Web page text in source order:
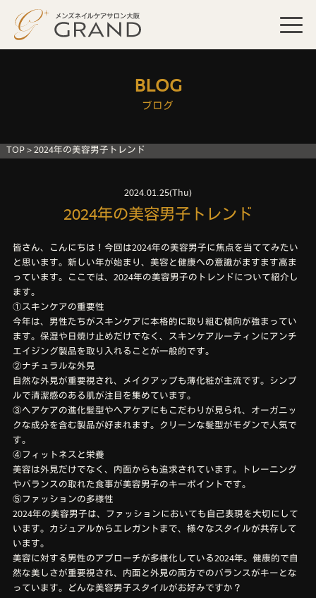
BLOG
ブログ
TOP>2024年の美容男子トレンド
2024.01.25(Thu)
2024年の美容男子トレンド
皆さん、こんにちは！今回は2024年の美容男子に焦点を当ててみたい
と思います。新しい年が始まり、美容と健康への意識がますます高ま
っています。ここでは、2024年の美容男子のトレンドについて紹介し
ます。
①スキンケアの重要性
今年は、男性たちがスキンケアに本格的に取り組む傾向が強まってい
ます。保湿や日焼け止めだけでなく、スキンケアルーティンにアンチ
エイジング製品を取り入れることが一般的です。
②ナチュラルな外見
自然な外見が重要視され、メイクアップも薄化粧が主流です。シンプ
ルで清潔感のある肌が注目を集めています。
③ヘアケアの進化髪型やヘアケアにもこだわりが見られ、オーガニッ
クな成分を含む製品が好まれます。クリーンな髪型がモダンで人気で
す。
④フィットネスと栄養
美容は外見だけでなく、内面からも追求されています。トレーニング
やバランスの取れた食事が美容男子のキーポイントです。
⑤ファッションの多様性
2024年の美容男子は、ファッションにおいても自己表現を大切にして
います。カジュアルからエレガントまで、様々なスタイルが共存して
います。
美容に対する男性のアプローチが多様化している2024年。健康的で自
然な美しさが重要視され、内面と外見の両方でのバランスがキーとな
っています。どんな美容男子スタイルがお好みですか？